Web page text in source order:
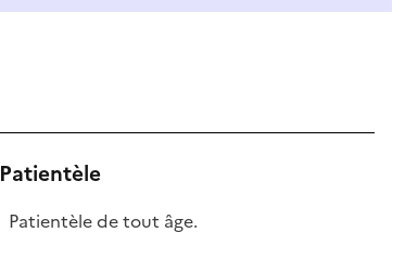
Patientèle
Patientèle de tout âge.